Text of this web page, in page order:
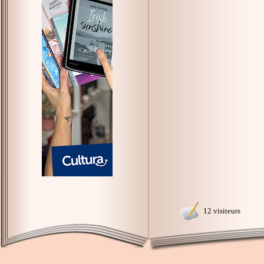
12 visiteurs